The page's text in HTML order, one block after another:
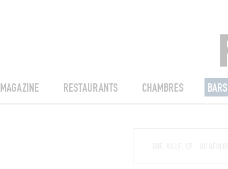
MAGAZINE RESTAURANTS CHAMBRES BARS